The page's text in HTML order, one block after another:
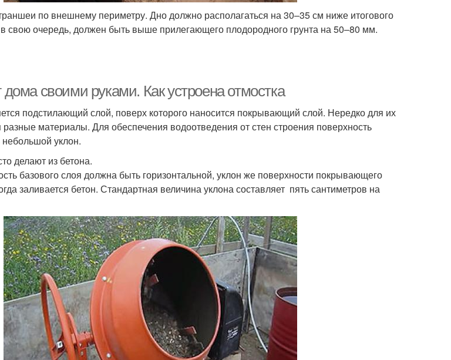
по внешнему периметру. Дно должно располагаться на 30–35 см ниже итогового
свою очередь, должен быть выше прилегающего плодородного грунта на 50–80 мм.
дома своими руками. Как устроена отмостка
подстилающий слой, поверх которого наносится покрывающий слой. Нередко для их
разные материалы. Для обеспечения водоотведения от стен строения поверхность
уклон.
делают из бетона.
базового слоя должна быть горизонтальной, уклон же поверхности покрывающего
заливается бетон. Стандартная величина уклона составляет пять сантиметров на